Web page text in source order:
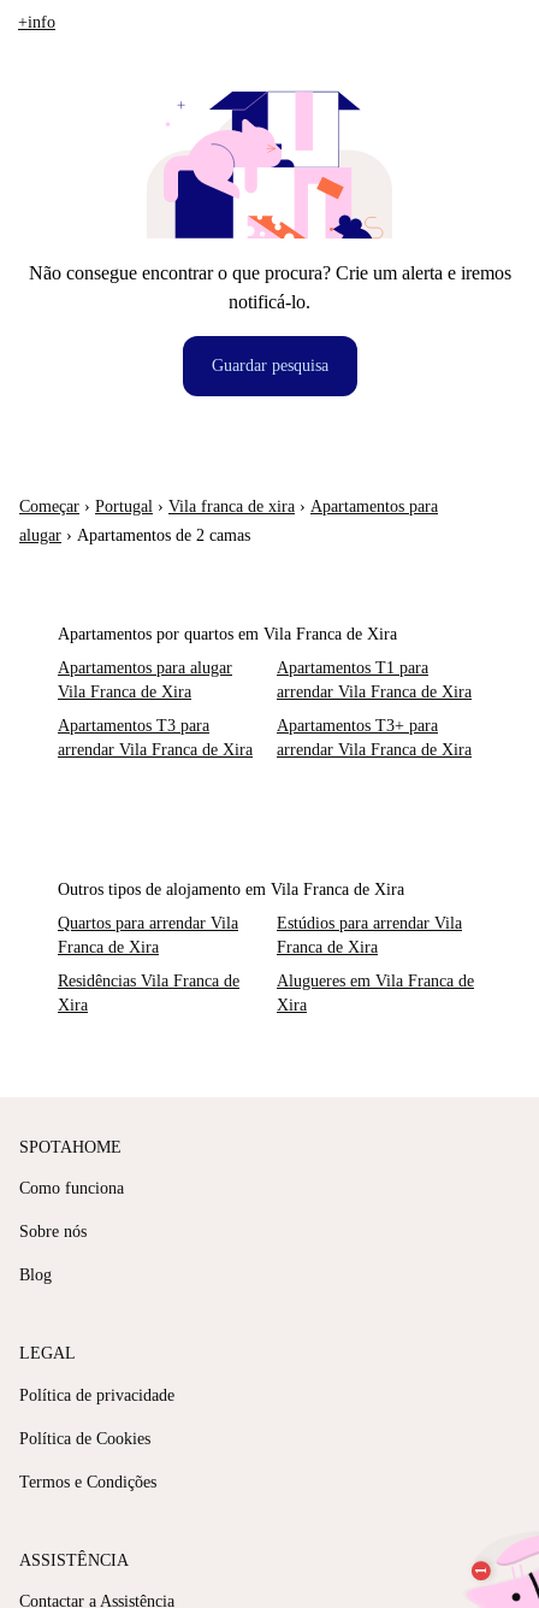
+info
Não consegue encontrar o que procura? Crie um alerta e iremos
notificá-lo.
Guardar pesquisa
Começar › Portugal › Vila franca de xira › Apartamentos para
alugar › Apartamentos de 2 camas
Apartamentos por quartos em Vila Franca de Xira
Apartamentos para alugar
Vila Franca de Xira
Apartamentos T1 para
arrendar Vila Franca de Xira
Apartamentos T3 para
arrendar Vila Franca de Xira
Apartamentos T3+ para
arrendar Vila Franca de Xira
Outros tipos de alojamento em Vila Franca de Xira
Quartos para arrendar Vila
Franca de Xira
Estúdios para arrendar Vila
Franca de Xira
Residências Vila Franca de
Xira
Alugueres em Vila Franca de
Xira
SPOTAHOME
Como funciona
Sobre nós
Blog
LEGAL
Política de privacidade
Política de Cookies
Termos e Condições
ASSISTÊNCIA
Contactar a Assistência